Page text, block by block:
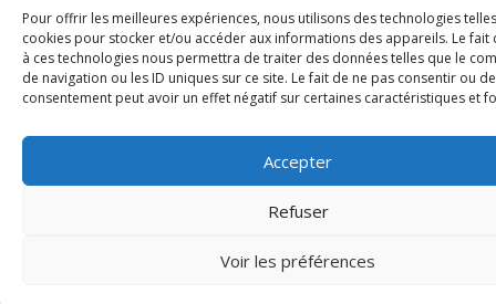
Pour offrir les meilleures expériences, nous utilisons des technologies
cookies pour stocker et/ou accéder aux informations des appareils. Le fait
à ces technologies nous permettra de traiter des données telles que le
de navigation ou les ID uniques sur ce site. Le fait de ne pas consentir ou
consentement peut avoir un effet négatif sur certaines caractéristiques et
Accepter
Refuser
Voir les préférences
Téléphone : 01 83 91 06 43